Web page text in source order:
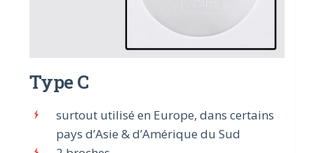
Type C
surtout utilisé en Europe, dans certains
pays d’Asie & d’Amérique du Sud